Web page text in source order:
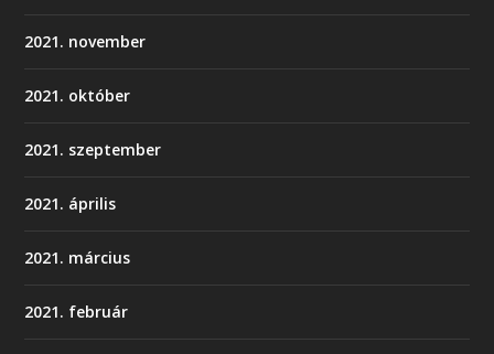
2021. november
2021. október
2021. szeptember
2021. április
2021. március
2021. február